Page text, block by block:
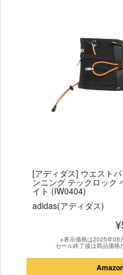
[アディダス] ウエスト
ンニング テックロック
イト (IW0404)
adidas(アディダス)
※表示価格は2025年08
セール終了後は商品価格